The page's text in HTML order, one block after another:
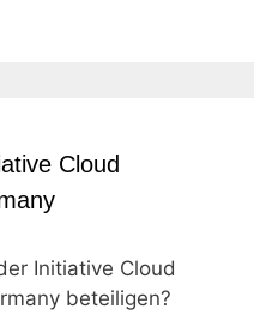
Cloud
Initiative Cloud
beteiligen?